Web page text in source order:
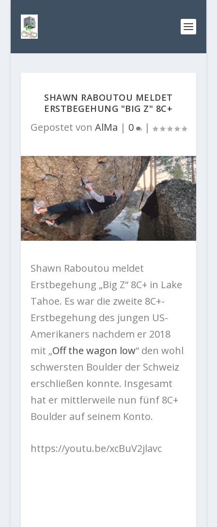
SHAWN RABOUTOU MELDET
ERSTBEGEHUNG "BIG Z" 8C+
Gepostet von AlMa | 0 |
Shawn Raboutou meldet
Erstbegehung „Big Z“ 8C+ in Lake
Tahoe. Es war die zweite 8C+-
Erstbegehung des jungen US-
Amerikaners nachdem er 2018
mit „Off the wagon low“ den wohl
schwersten Boulder der Schweiz
erschließen konnte. Insgesamt
hat er mittlerweile nun fünf 8C+
Boulder auf seinem Konto.
https://youtu.be/xcBuV2jlavc